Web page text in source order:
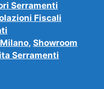
Serramenti
Fiscali
, Showroom
Serramenti